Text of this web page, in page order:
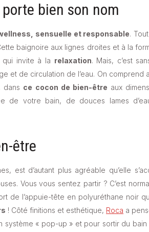
bien son nom
sensuelle et responsable.
baignoire aux lignes droites et à la
qui invite à la relaxation. Mais, c’est
et de circulation de l’eau. On
dans ce cocon de bien-être aux
votre bain, de douces lames
être
est d’autant plus agréable qu’elle
Vous vous sentez partir ? C’est
de l’appuie-tête en polyuréthane noir
! Côté finitions et esthétique, Roca a
système « pop-up » et pour sortir du